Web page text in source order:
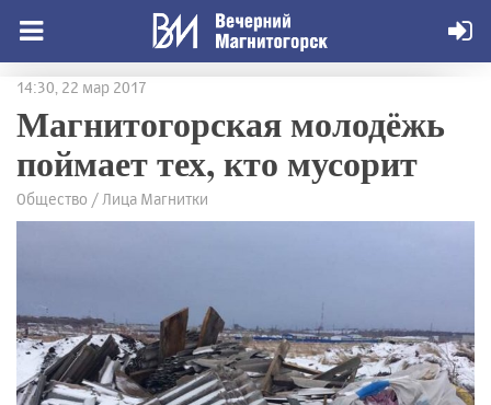
14:30, 22 мар 2017
Магнитогорская молодёжь
поймает тех, кто мусорит
Общество / Лица Магнитки